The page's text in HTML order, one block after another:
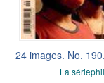
24 images. No.
La